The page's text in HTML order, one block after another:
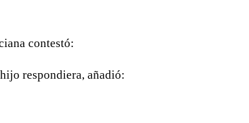
contestó:
respondiera, añadió: